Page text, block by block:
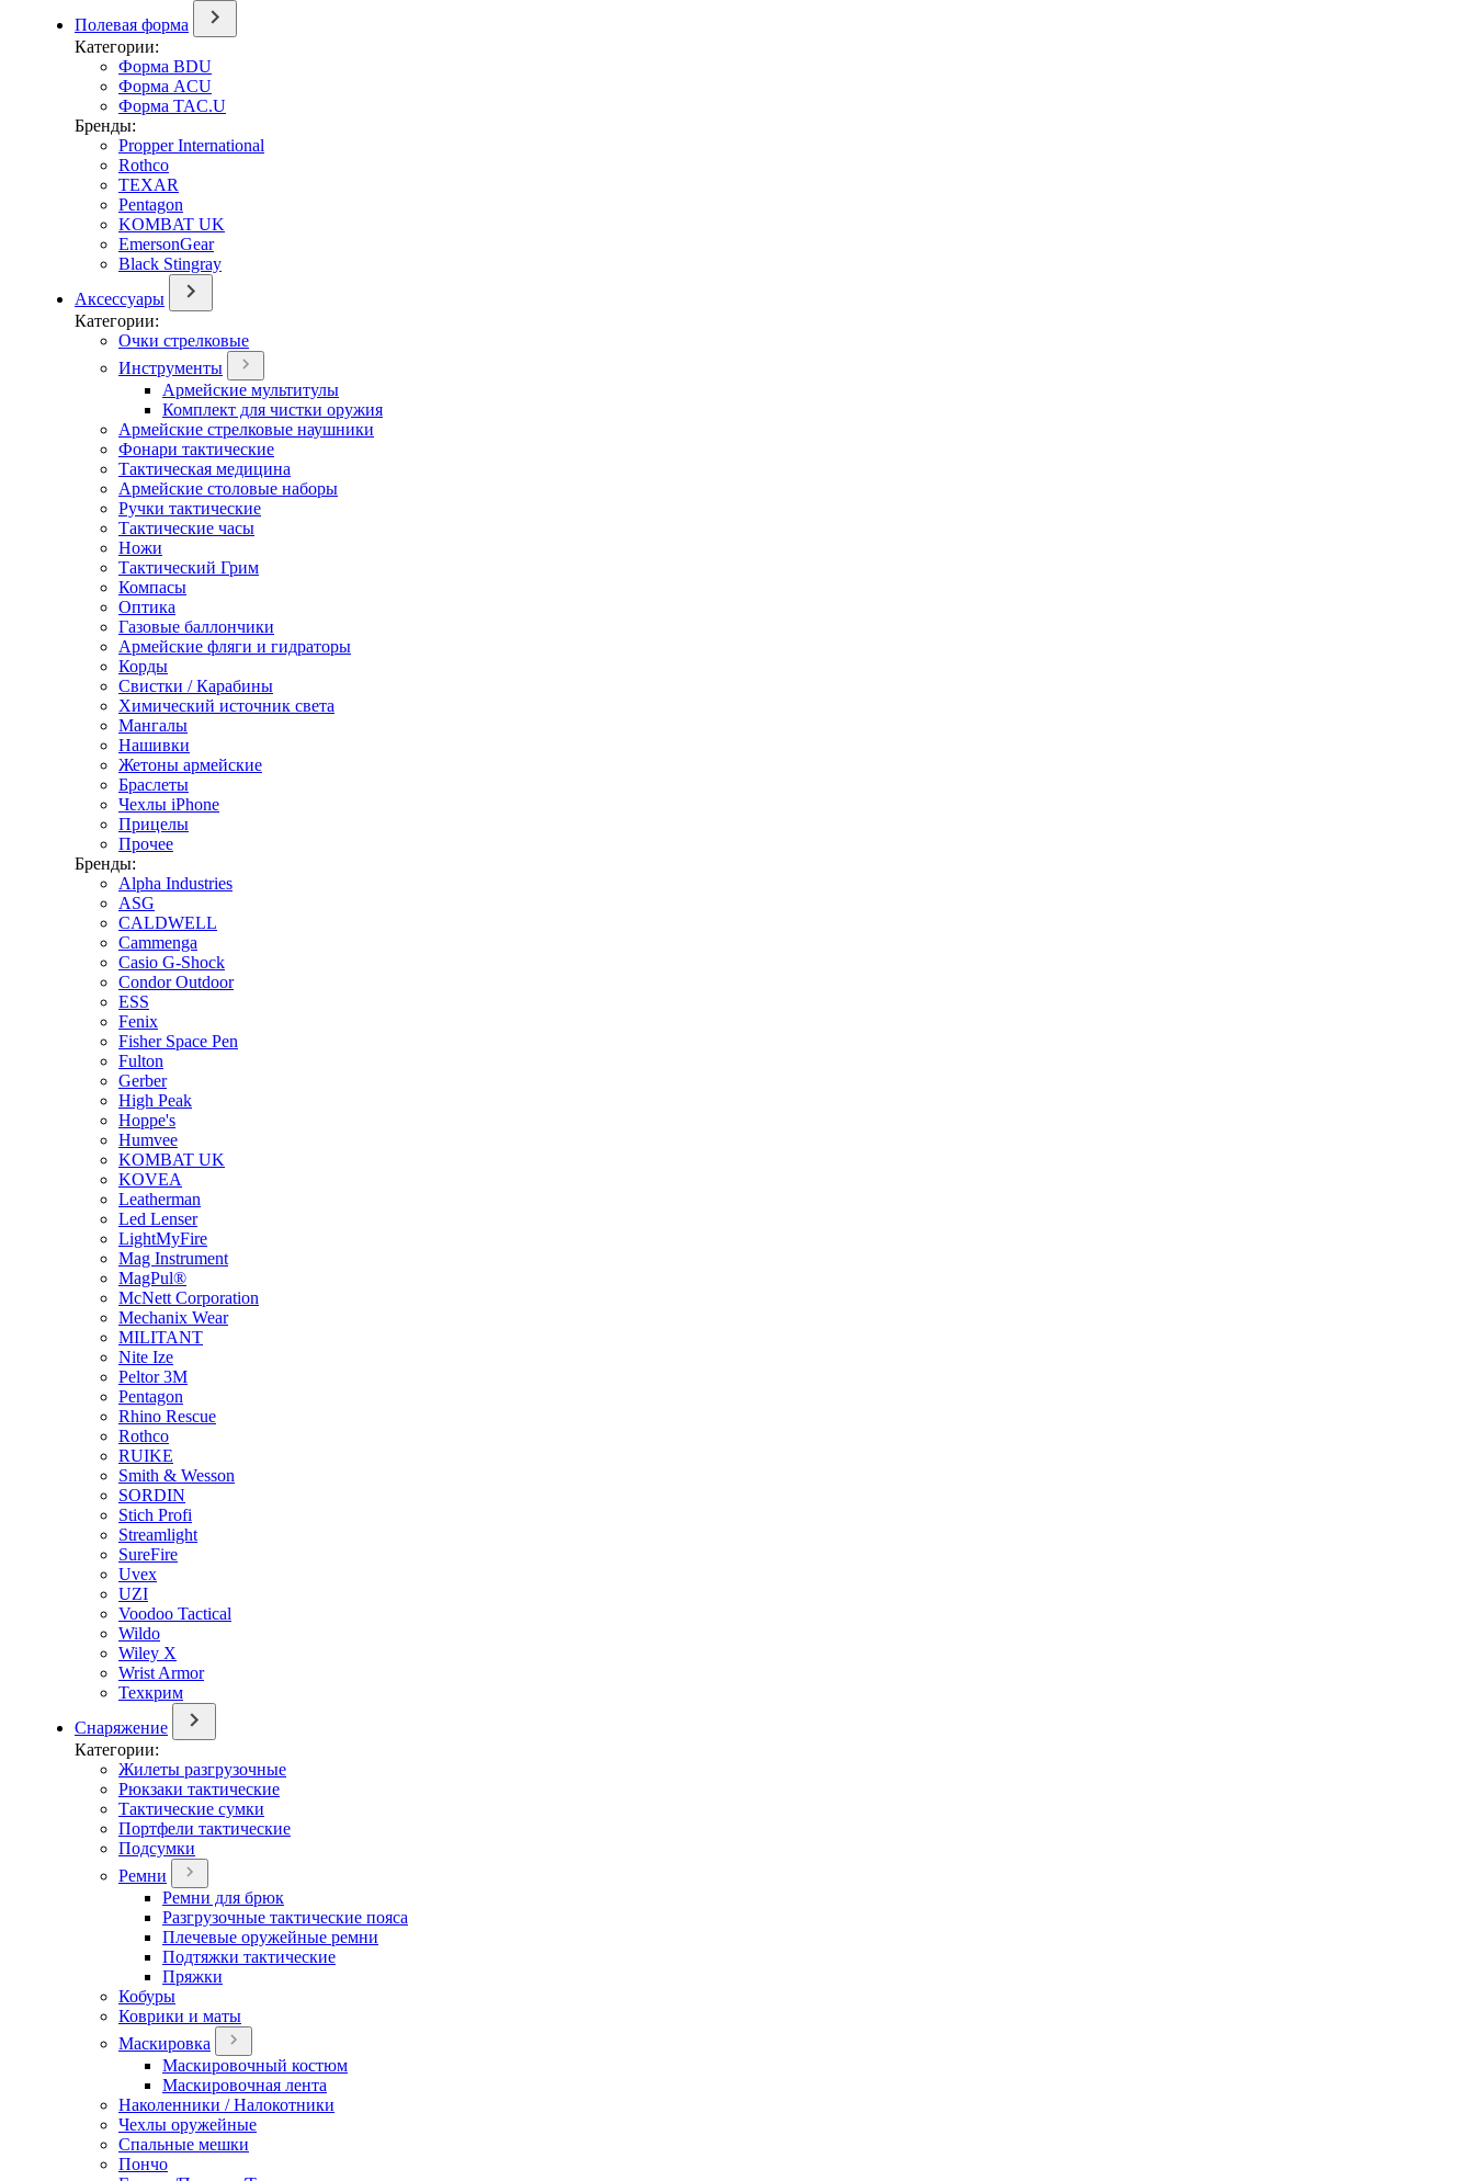
Полевая форма
Категории:
Форма BDU
Форма ACU
Форма TAC.U
Бренды:
Propper International
Rothco
TEXAR
Pentagon
KOMBAT UK
EmersonGear
Black Stingray
Аксессуары
Категории:
Очки стрелковые
Инструменты
Армейские мультитулы
Комплект для чистки оружия
Армейские стрелковые наушники
Фонари тактические
Тактическая медицина
Армейские столовые наборы
Ручки тактические
Тактические часы
Ножи
Тактический Грим
Компасы
Оптика
Газовые баллончики
Армейские фляги и гидраторы
Корды
Свистки / Карабины
Химический источник света
Мангалы
Нашивки
Жетоны армейские
Браслеты
Чехлы iPhone
Прицелы
Прочее
Бренды:
Alpha Industries
ASG
CALDWELL
Cammenga
Casio G-Shock
Condor Outdoor
ESS
Fenix
Fisher Space Pen
Fulton
Gerber
High Peak
Hoppe's
Humvee
KOMBAT UK
KOVEA
Leatherman
Led Lenser
LightMyFire
Mag Instrument
MagPul®
McNett Corporation
Mechanix Wear
MILITANT
Nite Ize
Peltor 3M
Pentagon
Rhino Rescue
Rothco
RUIKE
Smith & Wesson
SORDIN
Stich Profi
Streamlight
SureFire
Uvex
UZI
Voodoo Tactical
Wildo
Wiley X
Wrist Armor
Техкрим
Снаряжение
Категории:
Жилеты разгрузочные
Рюкзаки тактические
Тактические сумки
Портфели тактические
Подсумки
Ремни
Ремни для брюк
Разгрузочные тактические пояса
Плечевые оружейные ремни
Подтяжки тактические
Пряжки
Кобуры
Коврики и маты
Маскировка
Маскировочный костюм
Маскировочная лента
Наколенники / Налокотники
Чехлы оружейные
Спальные мешки
Пончо